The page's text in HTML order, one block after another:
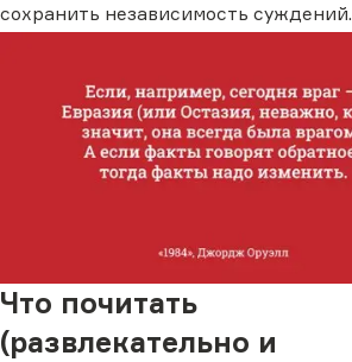
сохранить независимость суждений.
Что почитать
(развлекательно и